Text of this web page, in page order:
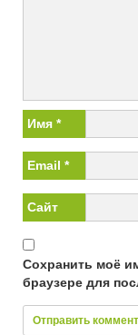
Имя *
Email *
Сайт
Сохранить моё
браузере для